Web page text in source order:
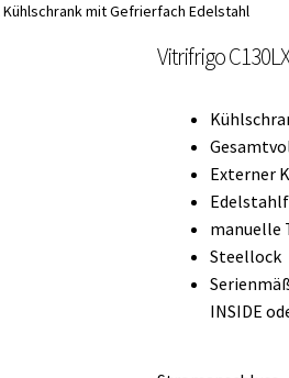
Kühlschrank mit Gefrierfach Edelstahl
Vitrifrigo
Externer
manuelle
Steellock
INSIDE